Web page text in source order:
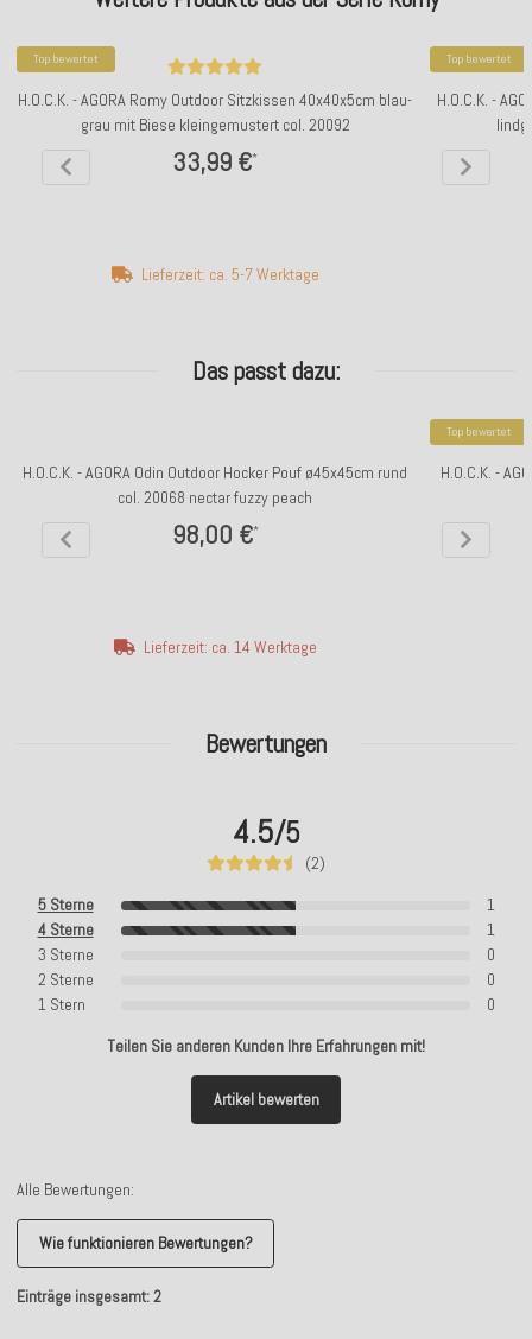
Bewertungen
4.5/5
(2)
5 Sterne
1
4 Sterne
1
3 Sterne
0
2 Sterne
0
1 Stern
0
Teilen Sie anderen Kunden Ihre Erfahrungen mit!
Artikel bewerten
Alle Bewertungen:
Wie funktionieren Bewertungen?
Einträge insgesamt: 2
Top bewertet
H.O.C.K. - AGORA Romy Outdoor Sitzkissen 40x40x5cm blau-
grau mit Biese kleingemustert col. 20092
33,99 €*
Lieferzeit: ca. 5-7 Werktage
Top bewertet
H.O.C.K. -
Das passt dazu:
H.O.C.K. - AGORA Odin Outdoor Hocker Pouf ø45x45cm rund
col. 20068 nectar fuzzy peach
98,00 €*
Lieferzeit: ca. 14 Werktage
Top bewertet
H.O.C.K. -